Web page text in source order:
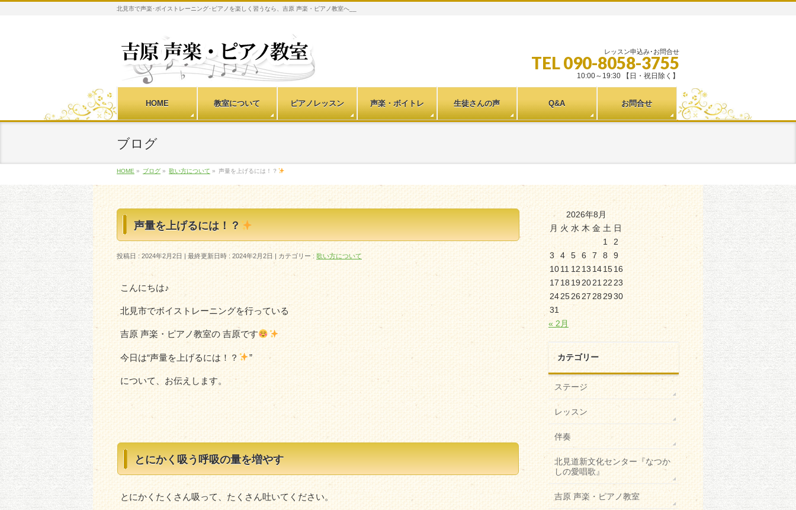
北見市で声楽･ボイストレーニング･ピアノを楽しく習うなら、吉原 声楽・ピアノ教室へ__
レッスン申込み･お問合せ
TEL 090-8058-3755
10:00～19:30 【日・祝日除く】
HOME 教室について ピアノレッスン 声楽・ボイトレ 生徒さんの声 Q&A お問合せ
ブログ
HOME » ブログ » 歌い方について » 声量を上げるには！？
声量を上げるには！？
投稿日 : 2024年2月2日 最終更新日時 : 2024年2月2日 カテゴリー : 歌い方について
こんにちは♪
北見市でボイストレーニングを行っている
吉原 声楽・ピアノ教室の 吉原です
今日は“声量を上げるには！？ ”
について、お伝えします。
とにかく吸う呼吸の量を増やす
とにかくたくさん吸って、たくさん吐いてください。
2026年8月
月 火 水 木 金 土 日
1
2
3
4 5 6 7 8
9
1011 12 13 141516
1718 192021 22 23
24252627 282930
31
« 2月
カテゴリー
ステージ
レッスン
伴奏
北見道新文化センター『なつか
しの愛唱歌』
吉原 声楽・ピアノ教室